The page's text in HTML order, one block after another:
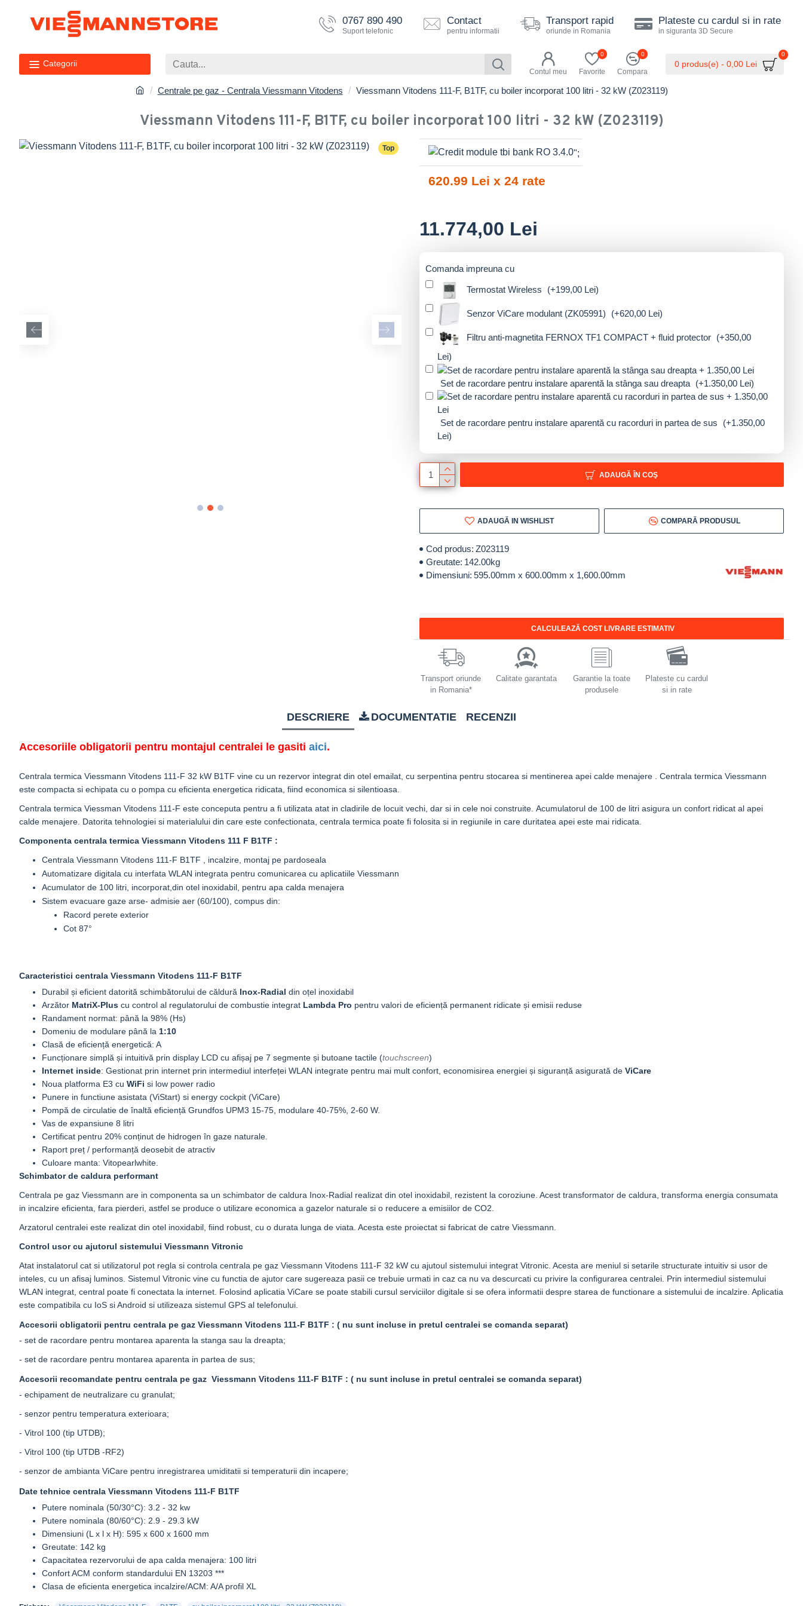
0767 890 490
Suport telefonic
Contact
pentru informatii
Transport rapid
oriunde in Romania
Plateste cu cardul si in rate
in siguranta 3D Secure
Categorii
Contul meu Favorite
0
Compara
0
0 produs(e) - 0,00 Lei
0
Centrale pe gaz - Centrala Viessmann Vitodens Viessmann Vitodens 111-F, B1TF, cu boiler incorporat 100 litri - 32 kW (Z023119)
Viessmann Vitodens 111-F, B1TF, cu boiler incorporat 100 litri - 32 kW (Z023119)
Top
Cod produs: Z023119
Greutate: 142.00kg
Dimensiuni: 595.00mm x 600.00mm x 1,600.00mm
11.774,00 Lei
Comanda impreuna cu
Termostat Wireless (+199,00 Lei)
Senzor ViCare modulant (ZK05991) (+620,00 Lei)
Filtru anti-magnetita FERNOX TF1 COMPACT + fluid protector (+350,00
Lei)
Set de racordare pentru instalare aparentă la stânga sau dreapta (+1.350,00 Lei)
Set de racordare pentru instalare aparentă cu racorduri in partea de sus
(+1.350,00
Lei)
ADAUGĂ ÎN COŞ
ADAUGĂ IN WISHLIST COMPARĂ PRODUSUL
";
620.99 Lei x 24 rate
CALCULEAZĂ COST LIVRARE ESTIMATIV
Transport oriunde
in Romania*
Calitate garantata
Garantie la toate
produsele
Plateste cu cardul
si in rate
DESCRIERE DOCUMENTATIE RECENZII
Accesoriile obligatorii pentru montajul centralei le gasiti aici.
Centrala termica Viessmann Vitodens 111-F 32 kW B1TF vine cu un rezervor integrat din otel emailat, cu serpentina pentru stocarea si mentinerea apei calde menajere . Centrala termica Viessmann
este compacta si echipata cu o pompa cu eficienta energetica ridicata, fiind economica si silentioasa.
Centrala termica Viessman Vitodens 111-F este conceputa pentru a fi utilizata atat in cladirile de locuit vechi, dar si in cele noi construite. Acumulatorul de 100 de litri asigura un confort ridicat al apei
calde menajere. Datorita tehnologiei si materialului din care este confectionata, centrala termica poate fi folosita si in regiunile in care duritatea apei este mai ridicata.
Componenta centrala termica Viessmann Vitodens 111 F B1TF :
Centrala Viessmann Vitodens 111-F B1TF
, incalzire, montaj pe pardoseala
Automatizare digitala cu interfata WLAN integrata pentru comunicarea cu aplicatiile Viessmann
Acumulator de 100 litri, incorporat,din otel inoxidabil, pentru apa calda menajera
Sistem evacuare gaze arse- admisie aer (60/100), compus din:
Racord perete exterior
Cot 87°
Caracteristici centrala Viessmann Vitodens 111-F B1TF
Durabil și eficient datorită schimbătorului de căldură Inox-Radial din oțel inoxidabil
Arzător MatriX-Pluscu control al regulatorului de combustie integrat Lambda Pro pentru valori de eficiență permanent ridicate și emisii reduse
Randament normat: până la 98% (Hs)
Domeniu de modulare până la 1:10
Clasă de eficiență energetică: A
Funcționare simplă și intuitivă prin display LCD cu afișaj pe 7 segmente și butoane tactile (touchscreen)
Internet inside: Gestionat prin internet prin intermediul interfeței WLAN integrate pentru mai mult confort, economisirea energiei și siguranță asigurată de ViCare
Noua platforma E3 cu WiFi si low power radio
Punere in functiune asistata (ViStart) si energy cockpit (ViCare)
Pompă de circulatie de înaltă eficiență Grundfos UPM3 15-75, modulare 40-75%, 2-60 W.
Vas de expansiune 8 litri
Certificat pentru 20% conținut de hidrogen în gaze naturale.
Raport preț / performanță deosebit de atractiv
Culoare manta: Vitopearlwhite.
Schimbator de caldura performant
Centrala pe gaz Viessmann are in componenta sa un schimbator de caldura Inox-Radial realizat din otel inoxidabil, rezistent la coroziune. Acest transformator de caldura, transforma energia consumata
in incalzire eficienta, fara pierderi, astfel se produce o utilizare economica a gazelor naturale si o reducere a emisiilor de CO2.
Arzatorul centralei este realizat din otel inoxidabil, fiind robust, cu o durata lunga de viata. Acesta este proiectat si fabricat de catre Viessmann.
Control usor cu ajutorul sistemului Viessmann Vitronic
Atat instalatorul cat si utilizatorul pot regla si controla centrala pe gaz Viessmann Vitodens 111-F 32 kW cu ajutoul sistemului integrat Vitronic. Acesta are meniul si setarile structurate intuitiv si usor de
inteles, cu un afisaj luminos. Sistemul Vitronic vine cu functia de ajutor care sugereaza pasii ce trebuie urmati in caz ca nu va descurcati cu privire la configurarea centralei. Prin intermediul sistemului
WLAN integrat, central poate fi conectata la internet. Folosind aplicatia ViCare se poate stabili cursul serviciilor digitale si se ofera informatii despre starea de functionare a sistemului de incalzire. Aplicatia
este compatibila cu IoS si Android si utilizeaza sistemul GPS al telefonului.
Accesorii obligatorii pentru centrala pe gaz Viessmann Vitodens 111-F B1TF : ( nu sunt incluse in pretul centralei se comanda separat)
- set de racordare pentru montarea aparenta la stanga sau la dreapta;
- set de racordare pentru montarea aparenta in partea de sus;
Accesorii recomandate pentru centrala pe gaz Viessmann Vitodens 111-F B1TF : ( nu sunt incluse in pretul centralei se comanda separat)
- echipament de neutralizare cu granulat;
- senzor pentru temperatura exterioara;
- Vitrol 100 (tip UTDB);
- Vitrol 100 (tip UTDB -RF2)
- senzor de ambianta ViCare pentru inregistrarea umiditatii si temperaturii din incapere;
Date tehnice centrala Viessmann Vitodens 111-F B1TF
Putere nominala (50/30°C): 3.2 - 32 kw
Putere nominala (80/60°C): 2.9 - 29.3 kW
Dimensiuni (L x l x H): 595 x 600 x 1600 mm
Greutate: 142 kg
Capacitatea rezervorului de apa calda menajera: 100 litri
Confort ACM conform standardului EN 13203 ***
Clasa de eficienta energetica incalzire/ACM: A/A profil XL